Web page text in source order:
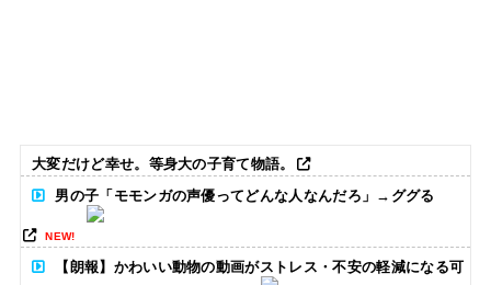
大変だけど幸せ。等身大の子育て物語。
男の子「モモンガの声優ってどんな人なんだろ」→ググる
NEW!
【朗報】かわいい動物の動画がストレス・不安の軽減になる可